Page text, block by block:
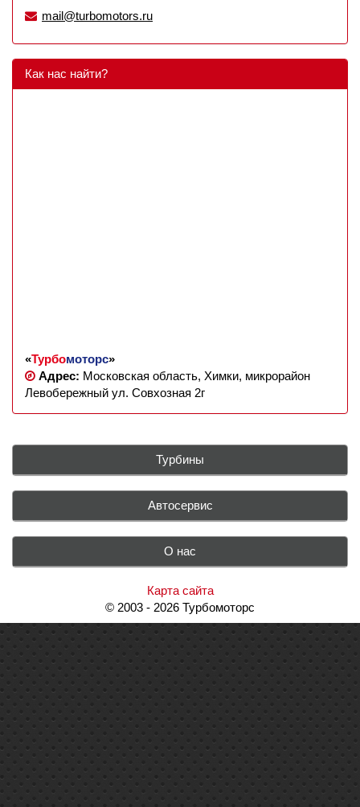
mail@turbomotors.ru
Как нас найти?
«Турбомоторс»
Адрес: Московская область, Химки, микрорайон
Левобережный ул. Совхозная 2г
Турбины
Автосервис
О нас
Карта сайта
© 2003 - 2026 Турбомоторс